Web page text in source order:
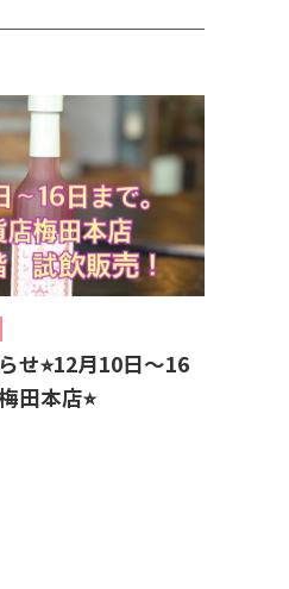
せ⭐︎12月10日〜16
田本店⭐︎